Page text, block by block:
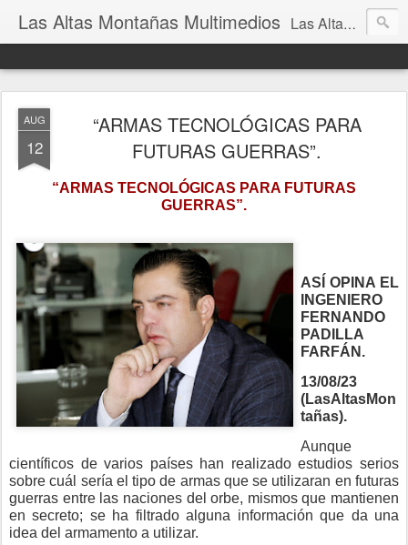
Las Altas Montañas Multimedios Las Altas Montañas Multimedios
AUG
12
“ARMAS TECNOLÓGICAS PARA
FUTURAS GUERRAS”.
“ARMAS TECNOLÓGICAS PARA FUTURAS
GUERRAS”.
ASÍ OPINA EL
INGENIERO
FERNANDO
PADILLA
FARFÁN.
13/08/23
(LasAltasMon
tañas).
Aunque
científicos de varios países han realizado estudios serios
sobre cuál sería el tipo de armas que se utilizaran en futuras
guerras entre las naciones del orbe, mismos que mantienen
en secreto; se ha filtrado alguna información que da una
idea del armamento a utilizar.